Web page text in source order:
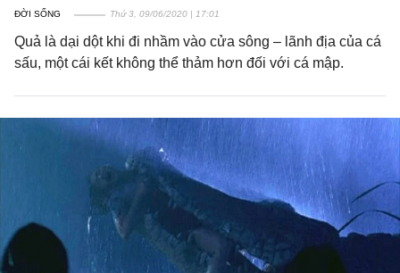
ĐỜI SỐNG Thứ 3, 09/06/2020 | 17:01
Quả là dại dột khi đi nhầm vào cửa sông – lãnh địa của cá
sấu, một cái kết không thể thảm hơn đối với cá mập.